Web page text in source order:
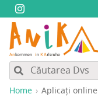
Home Apli­cați